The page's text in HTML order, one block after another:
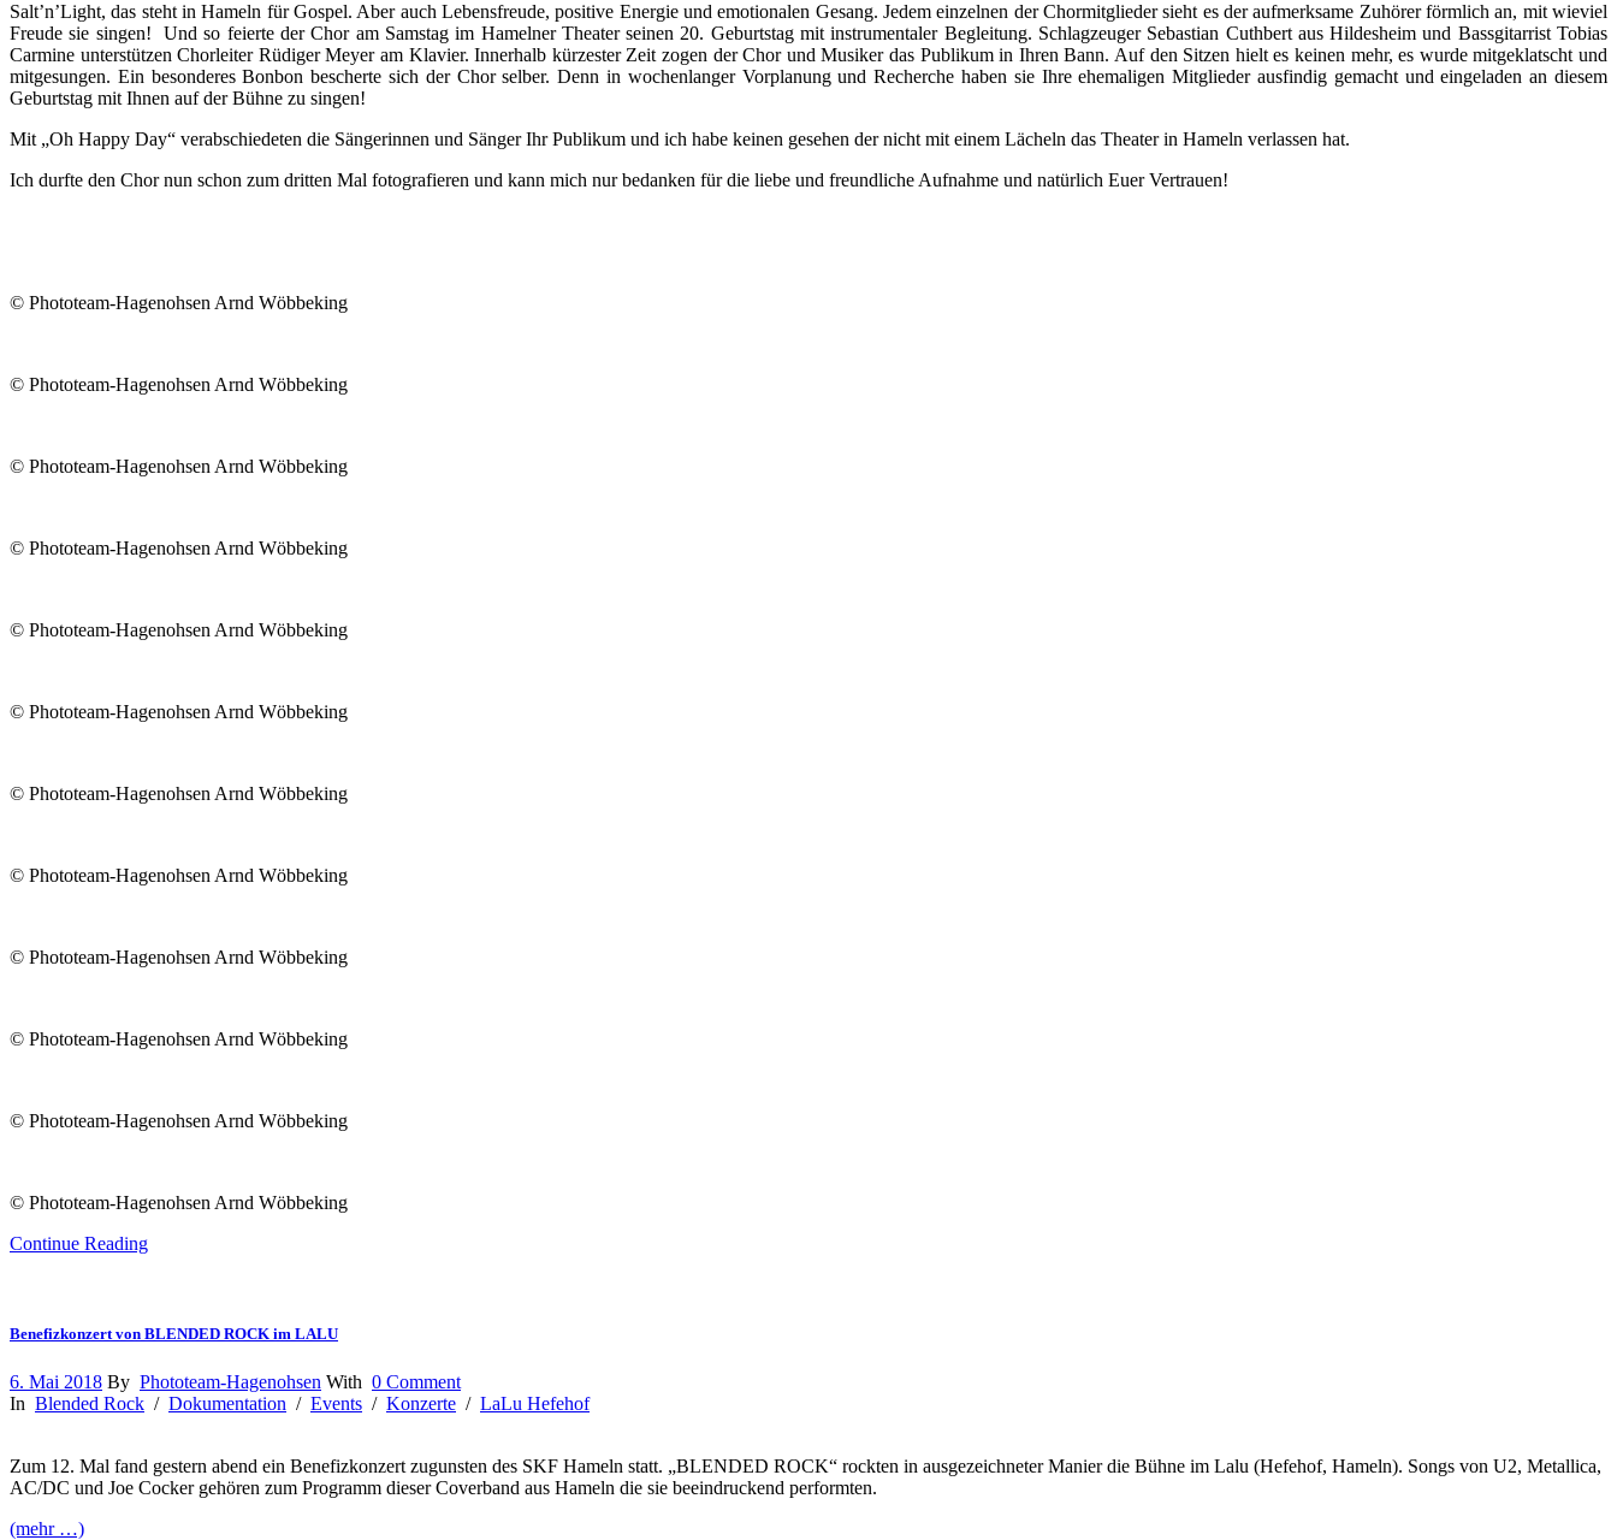
Salt’n’Light, das steht in Hameln für Gospel. Aber auch Lebensfreude, positive Energie und emotionalen Gesang. Jedem einzelnen der Chormitglieder sieht es der aufmerksame Zuhörer förmlich an, mit wieviel
Freude sie singen! Und so feierte der Chor am Samstag im Hamelner Theater seinen 20. Geburtstag mit instrumentaler Begleitung. Schlagzeuger Sebastian Cuthbert aus Hildesheim und Bassgitarrist Tobias
Carmine unterstützen Chorleiter Rüdiger Meyer am Klavier. Innerhalb kürzester Zeit zogen der Chor und Musiker das Publikum in Ihren Bann. Auf den Sitzen hielt es keinen mehr, es wurde mitgeklatscht und
mitgesungen. Ein besonderes Bonbon bescherte sich der Chor selber. Denn in wochenlanger Vorplanung und Recherche haben sie Ihre ehemaligen Mitglieder ausfindig gemacht und eingeladen an diesem
Geburtstag mit Ihnen auf der Bühne zu singen!
Mit „Oh Happy Day“ verabschiedeten die Sängerinnen und Sänger Ihr Publikum und ich habe keinen gesehen der nicht mit einem Lächeln das Theater in Hameln verlassen hat.
Ich durfte den Chor nun schon zum dritten Mal fotografieren und kann mich nur bedanken für die liebe und freundliche Aufnahme und natürlich Euer Vertrauen!
© Phototeam-Hagenohsen Arnd Wöbbeking
© Phototeam-Hagenohsen Arnd Wöbbeking
© Phototeam-Hagenohsen Arnd Wöbbeking
© Phototeam-Hagenohsen Arnd Wöbbeking
© Phototeam-Hagenohsen Arnd Wöbbeking
© Phototeam-Hagenohsen Arnd Wöbbeking
© Phototeam-Hagenohsen Arnd Wöbbeking
© Phototeam-Hagenohsen Arnd Wöbbeking
© Phototeam-Hagenohsen Arnd Wöbbeking
© Phototeam-Hagenohsen Arnd Wöbbeking
© Phototeam-Hagenohsen Arnd Wöbbeking
© Phototeam-Hagenohsen Arnd Wöbbeking
Continue Reading
Benefizkonzert von BLENDED ROCK im LALU
6. Mai 2018 By Phototeam-Hagenohsen With 0 Comment
In Blended Rock / Dokumentation / Events / Konzerte / LaLu Hefehof
Zum 12. Mal fand gestern abend ein Benefizkonzert zugunsten des SKF Hameln statt. „BLENDED ROCK“ rockten in ausgezeichneter Manier die Bühne im Lalu (Hefehof, Hameln). Songs von U2, Metallica,
AC/DC und Joe Cocker gehören zum Programm dieser Coverband aus Hameln die sie beeindruckend performten.
(mehr …)